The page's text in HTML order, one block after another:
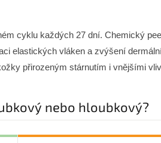
cyklu každých 27 dní. Chemický
elastických vláken a zvýšení
přirozeným stárnutím i vnějšími
nebo hloubkový?